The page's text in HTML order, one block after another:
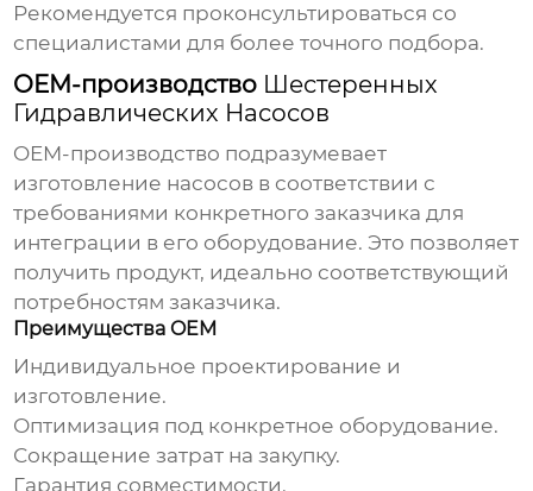
Рекомендуется проконсультироваться со
специалистами для более точного подбора.
OEM-производство Шестеренных
Гидравлических Насосов
OEM-производство подразумевает
изготовление насосов в соответствии с
требованиями конкретного заказчика для
интеграции в его оборудование. Это позволяет
получить продукт, идеально соответствующий
потребностям заказчика.
Преимущества OEM
Индивидуальное проектирование и
изготовление.
Оптимизация под конкретное оборудование.
Сокращение затрат на закупку.
Гарантия совместимости.